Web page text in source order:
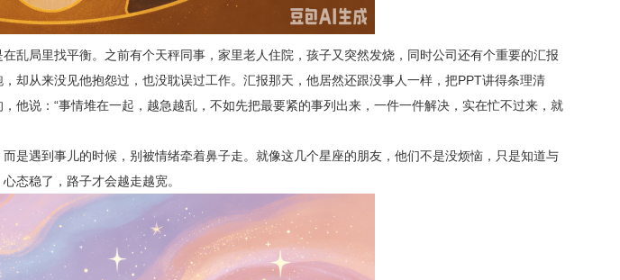
乱局里找平衡。之前有个天秤同事，家里老人住院，孩子又突然发烧，同时公司还有个重要的汇报
却从来没见他抱怨过，也没耽误过工作。汇报那天，他居然还跟没事人一样，把PPT讲得条理清
他说：“事情堆在一起，越急越乱，不如先把最要紧的事列出来，一件一件解决，实在忙不过来，就
是遇到事儿的时候，别被情绪牵着鼻子走。就像这几个星座的朋友，他们不是没烦恼，只是知道与
态稳了，路子才会越走越宽。